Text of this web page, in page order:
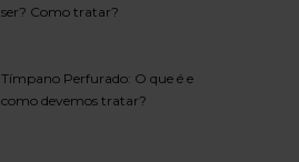
ser? Como tratar?
Tímpano Perfurado: O que é e
como devemos tratar?